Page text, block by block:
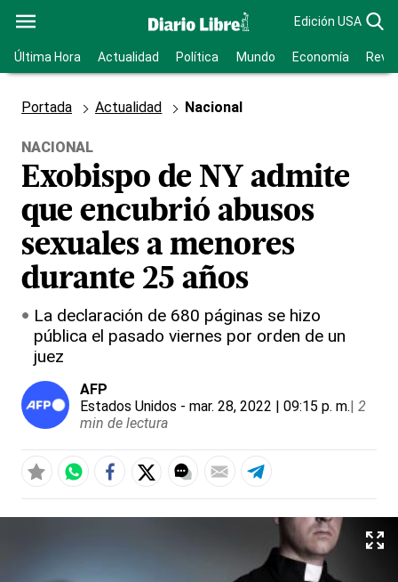
Edición USA
Última Hora Actualidad Política Mundo Economía
Portada Actualidad Nacional
NACIONAL
Exobispo de NY admite
que encubrió abusos
sexuales a menores
durante 25 años
La declaración de 680 páginas se hizo
pública el pasado viernes por orden de un
juez
AFP
Estados Unidos - mar. 28, 2022 | 09:15 p. m.| 2
min de lectura